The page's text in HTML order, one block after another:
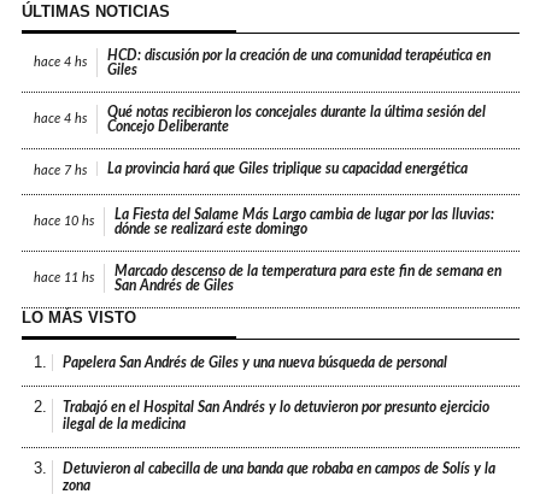
ÚLTIMAS NOTICIAS
hace 4 hs
HCD: discusión por la creación de una comunidad terapéutica en
Giles
hace 4 hs
Qué notas recibieron los concejales durante la última sesión del
Concejo Deliberante
hace 7 hs La provincia hará que Giles triplique su capacidad energética
hace 10 hs
La Fiesta del Salame Más Largo cambia de lugar por las lluvias:
dónde se realizará este domingo
hace 11 hs
Marcado descenso de la temperatura para este fin de semana en
San Andrés de Giles
LO MÁS VISTO
1. Papelera San Andrés de Giles y una nueva búsqueda de personal
2.
Trabajó en el Hospital San Andrés y lo detuvieron por presunto ejercicio
ilegal de la medicina
3.
Detuvieron al cabecilla de una banda que robaba en campos de Solís y la
zona